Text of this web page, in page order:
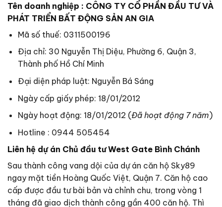
Tên doanh nghiệp : CÔNG TY CỔ PHẦN ĐẦU TƯ VÀ
PHÁT TRIỂN BẤT ĐỘNG SẢN AN GIA
Mã số thuế: 0311500196
Địa chỉ: 30 Nguyễn Thị Diệu, Phường 6, Quận 3,
Thành phố Hồ Chí Minh
Đại diện pháp luật: Nguyễn Bá Sáng
Ngày cấp giấy phép: 18/01/2012
Ngày hoạt động: 18/01/2012 (Đã hoạt động 7 năm)
Hotline : 0944 505454
Liên hệ dự án Chủ đầu tư West Gate Bình Chánh
Sau thành công vang dội của dự án căn hộ Sky89
ngay mặt tiền Hoàng Quốc Việt, Quận 7. Căn hộ cao
cấp được đầu tư bài bản và chỉnh chu, trong vòng 1
tháng đã giao dịch thành công gần 400 căn hộ. Thì